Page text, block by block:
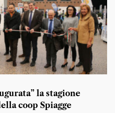
la stagione
coop Spiagge